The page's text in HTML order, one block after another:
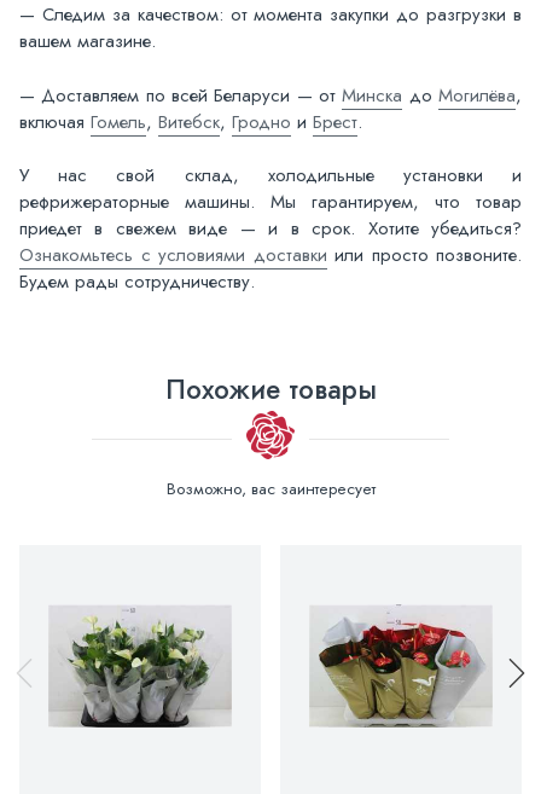
— Следим за качеством: от момента закупки до разгрузки в
вашем магазине.
— Доставляем по всей Беларуси — отМинска доМогилёва,
включая Гомель, Витебск, Гродно и Брест.
У нас свой склад, холодильные установки и
рефрижераторные машины. Мы гарантируем, что товар
приедет в свежем виде — и в срок. Хотите убедиться?
Ознакомьтесь с условиями доставки или просто позвоните.
Будем рады сотрудничеству.
Похожие товары
Возможно, вас заинтересует